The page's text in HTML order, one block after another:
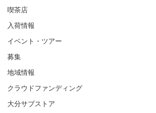
喫茶店
入荷情報
イベント・ツアー
募集
地域情報
クラウドファンディング
大分サブストア